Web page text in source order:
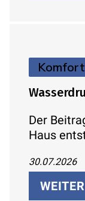
Der
Haus
sich das
30.07.2026